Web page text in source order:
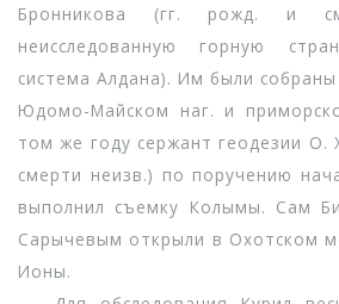
Бронникова (гг. рожд. и
неисследованную горную
система Алдана). Им были
Юдомо-Майском наг. и
том же году сержант геодезии О.
смерти неизв.) по поручению
выполнил съемку Колымы. Сам
Сарычевым открыли в Охотском
Ионы.